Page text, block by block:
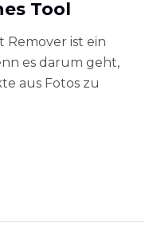
Tool
Remover ist ein
es darum geht,
aus Fotos zu